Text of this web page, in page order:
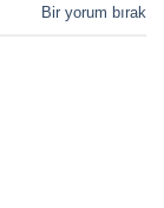
Bir yorum bırak